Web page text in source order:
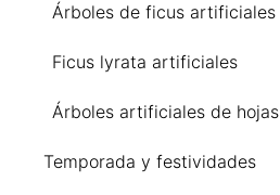
Árboles de ficus artificiales
Ficus lyrata artificiales
Árboles artificiales de hojas
Temporada y festividades